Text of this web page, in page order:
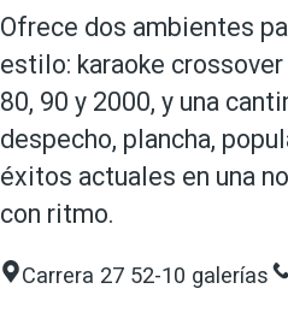
Ofrece dos ambientes
estilo: karaoke
80, 90 y 2000, y una
despecho, plancha,
éxitos actuales en una
con ritmo.
Carrera 27 52-10 galerías